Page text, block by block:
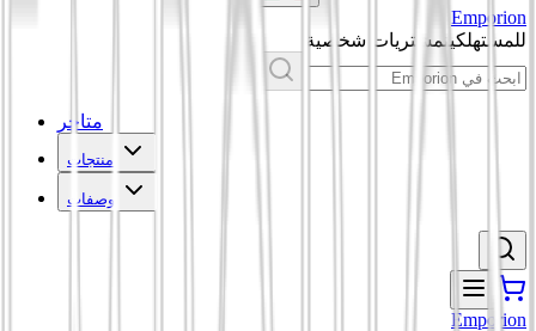
Emporion
للمستهلكينمشتريات شخصية
متاجر
منتجات
وصفات
Emporion